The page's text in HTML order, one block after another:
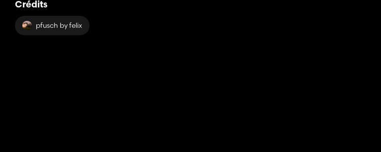
Crédits
pfusch by felix